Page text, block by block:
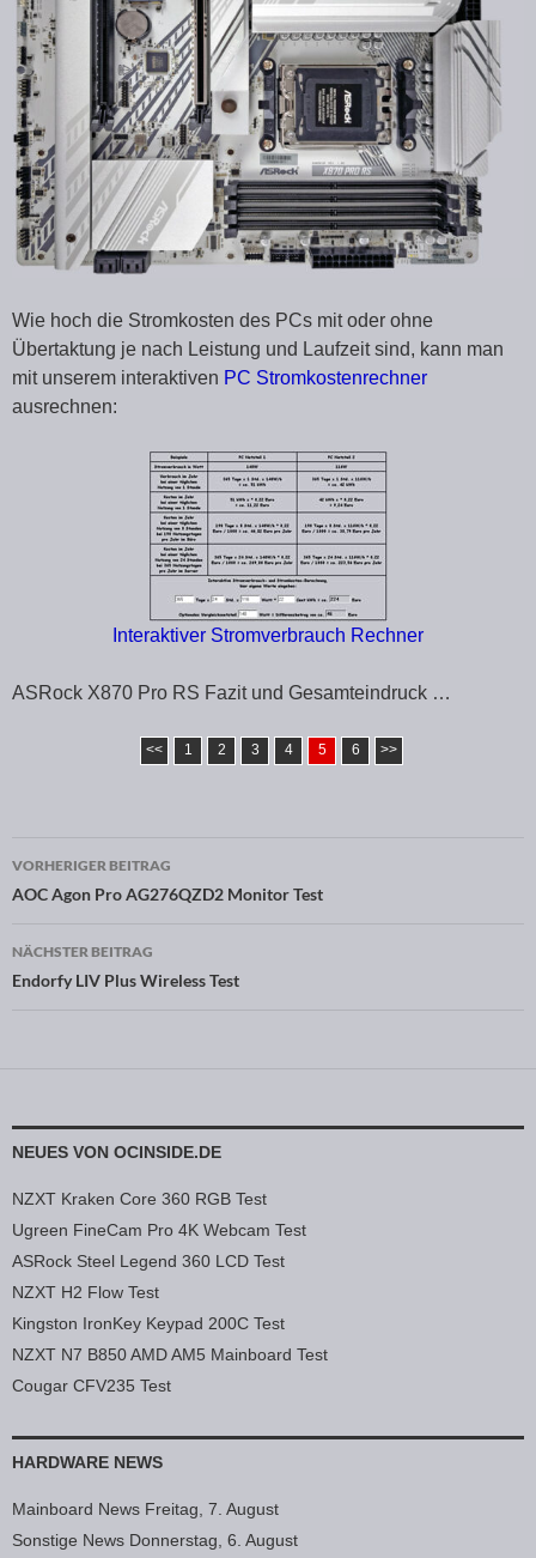
Wie hoch die Stromkosten des PCs mit oder ohne
Übertaktung je nach Leistung und Laufzeit sind, kann man
mit unserem interaktiven PC Stromkostenrechner
ausrechnen:
Interaktiver Stromverbrauch Rechner
ASRock X870 Pro RS Fazit und Gesamteindruck …
<< 1 2 3 4 5 6 >>
Beitragsnavigation
VORHERIGER BEITRAG
AOC Agon Pro AG276QZD2 Monitor Test
NÄCHSTER BEITRAG
Endorfy LIV Plus Wireless Test
NEUES VON OCINSIDE.DE
NZXT Kraken Core 360 RGB Test
Ugreen FineCam Pro 4K Webcam Test
ASRock Steel Legend 360 LCD Test
NZXT H2 Flow Test
Kingston IronKey Keypad 200C Test
NZXT N7 B850 AMD AM5 Mainboard Test
Cougar CFV235 Test
HARDWARE NEWS
Mainboard News Freitag, 7. August
Sonstige News Donnerstag, 6. August